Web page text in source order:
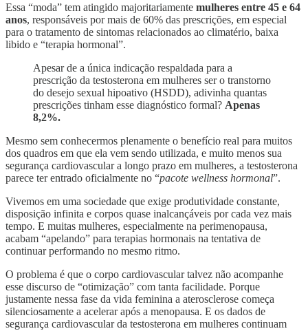
Essa “moda” tem atingido majoritariamente mulheres entre 45 e 64
anos, responsáveis por mais de 60% das prescrições, em especial
para o tratamento de sintomas relacionados ao climatério, baixa
libido e “terapia hormonal”.
Apesar de a única indicação respaldada para a
prescrição da testosterona em mulheres ser o transtorno
do desejo sexual hipoativo (HSDD), adivinha quantas
prescrições tinham esse diagnóstico formal? Apenas
8,2%.
Mesmo sem conhecermos plenamente o benefício real para muitos
dos quadros em que ela vem sendo utilizada, e muito menos sua
segurança cardiovascular a longo prazo em mulheres, a testosterona
parece ter entrado oficialmente no “pacote wellness hormonal”.
Vivemos em uma sociedade que exige produtividade constante,
disposição infinita e corpos quase inalcançáveis por cada vez mais
tempo. E muitas mulheres, especialmente na perimenopausa,
acabam “apelando” para terapias hormonais na tentativa de
continuar performando no mesmo ritmo.
O problema é que o corpo cardiovascular talvez não acompanhe
esse discurso de “otimização” com tanta facilidade. Porque
justamente nessa fase da vida feminina a aterosclerose começa
silenciosamente a acelerar após a menopausa. E os dados de
segurança cardiovascular da testosterona em mulheres continuam